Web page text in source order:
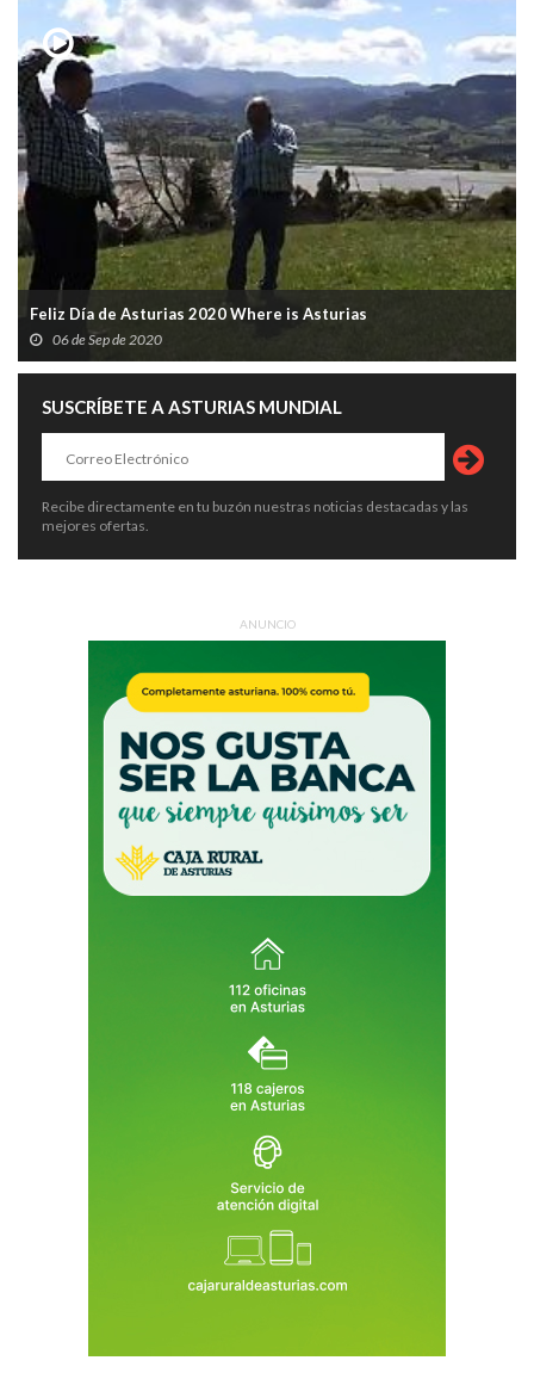
Feliz Día de Asturias 2020 Where is Asturias
06 de Sep de 2020
SUSCRÍBETE A ASTURIAS MUNDIAL
Recibe directamente en tu buzón nuestras noticias destacadas y las
mejores ofertas.
ANUNCIO